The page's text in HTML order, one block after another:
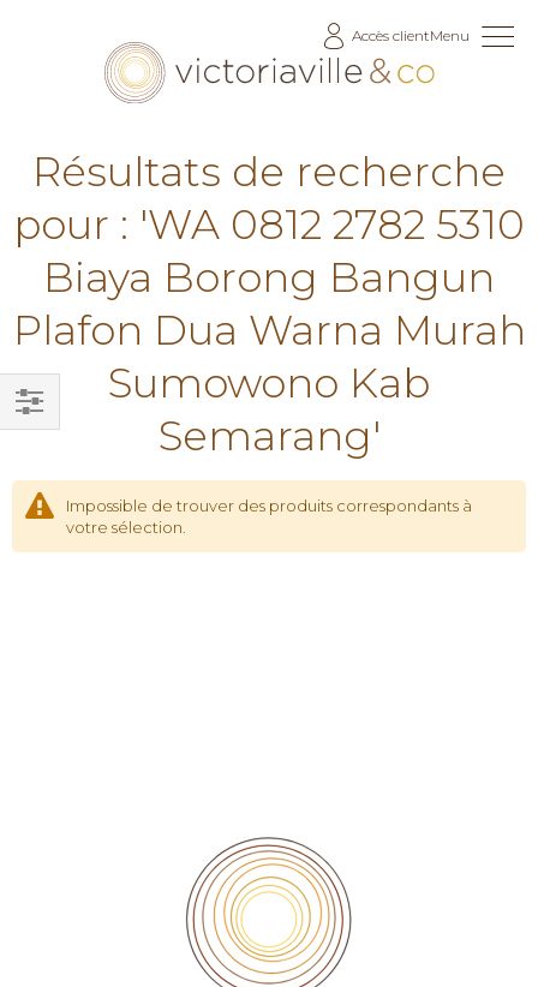
Accès clientMenu
Résultats de recherche
pour : 'WA 0812 2782 5310
Biaya Borong Bangun
Plafon Dua Warna Murah
Sumowono Kab
Semarang'
Impossible de trouver des produits correspondants à
votre sélection.
Filtrer